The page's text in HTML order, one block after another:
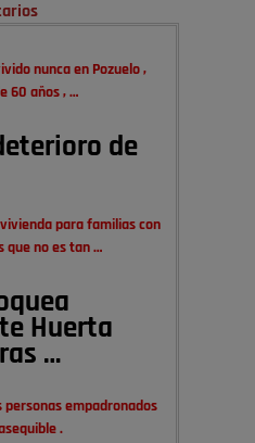
nunca en Pozuelo ,
60 años , …
de
para familias con
que no es tan …
Huerta
…
personas empadronados
.